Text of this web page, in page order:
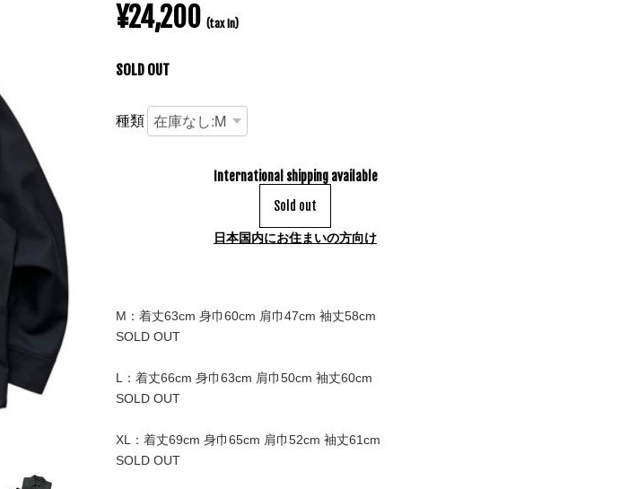
¥24,200 (tax in)
SOLD OUT
種類
International shipping available
Sold out
日本国内にお住まいの方向け
M：着丈63cm 身巾60cm 肩巾47cm 袖丈58cm
SOLD OUT
L：着丈66cm 身巾63cm 肩巾50cm 袖丈60cm
SOLD OUT
XL：着丈69cm 身巾65cm 肩巾52cm 袖丈61cm
SOLD OUT